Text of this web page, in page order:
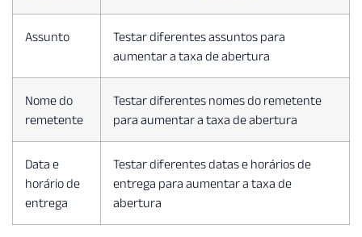
Assunto
Testar diferentes assuntos para
aumentar a taxa de abertura
Nome do
remetente
Testar diferentes nomes do remetente
para aumentar a taxa de abertura
Data e
horário de
entrega
Testar diferentes datas e horários de
entrega para aumentar a taxa de
abertura